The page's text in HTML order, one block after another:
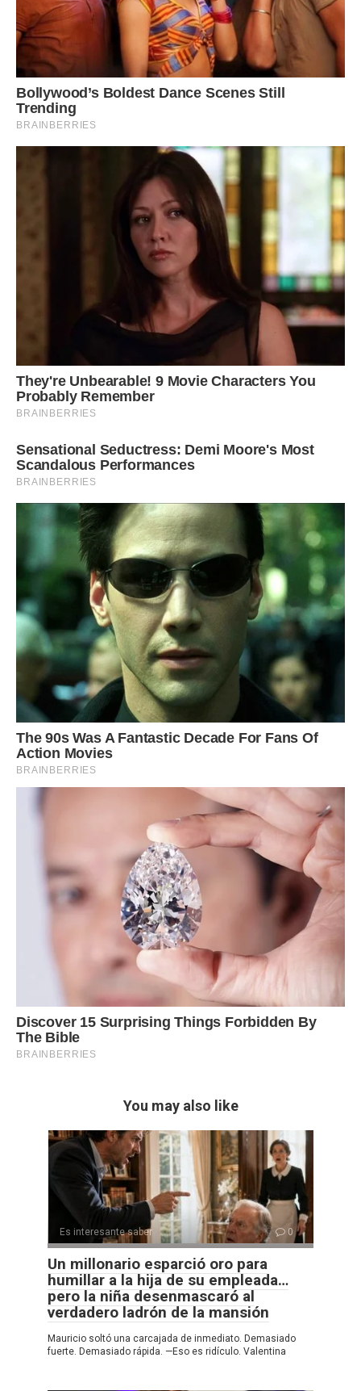
You may also like
Es interesante saber 0
Un millonario esparció oro para
humillar a la hija de su empleada…
pero la niña desenmascaró al
verdadero ladrón de la mansión
Mauricio soltó una carcajada de inmediato. Demasiado
fuerte. Demasiado rápida. —Eso es ridículo. Valentina